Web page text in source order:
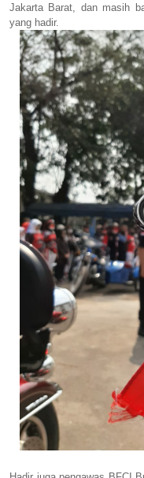
Jakarta Barat, dan masih
yang hadir.